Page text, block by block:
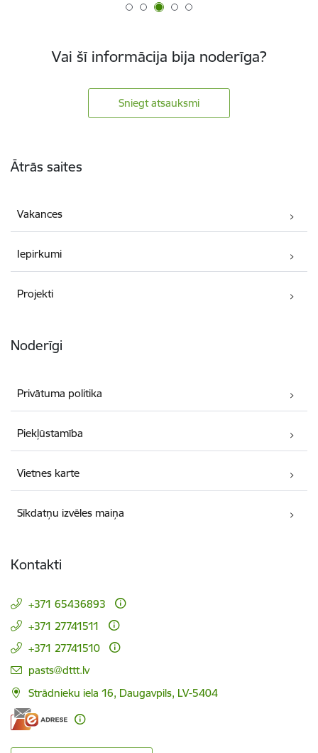
Vai šī informācija bija noderīga?
Sniegt atsauksmi
Ātrās saites
Vakances
Iepirkumi
Projekti
Noderīgi
Privātuma politika
Piekļūstamība
Vietnes karte
Sīkdatņu izvēles maiņa
Kontakti
+371 65436893
+371 27741511
+371 27741510
E-pasts:
pasts@dttt.lv
Strādnieku iela 16, Daugavpils, LV-5404